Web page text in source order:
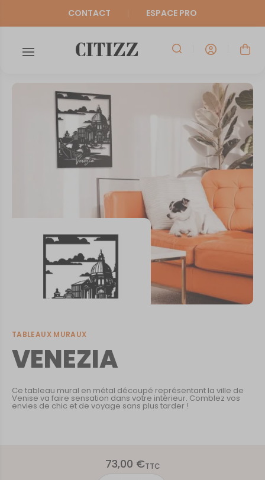
CONTACT ESPACE PRO
TABLEAUX MURAUX
VENEZIA
Ce tableau mural en métal découpé représentant la ville de
Venise va faire sensation dans votre intérieur. Comblez vos
envies de chic et de voyage sans plus tarder !
73,00 €TTC